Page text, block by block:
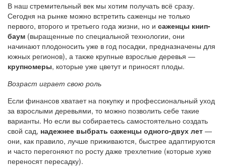
В наш стремительный век мы хотим получать всё сразу.
Сегодня на рынке можно встретить саженцы не только
первого, второго и третьего года жизни, но и саженцы книп-
баум (выращенные по специальной технологии, они
начинают плодоносить уже в год посадки, предназначены для
южных регионов), а также крупные взрослые деревья —
крупномеры, которые уже цветут и приносят плоды.
Возраст играет свою роль
Если финансов хватает на покупку и профессиональный уход
за взрослыми деревьями, то можно позволить себе такие
варианты. Но если вы собираетесь самостоятельно создать
свой сад, надежнее выбрать саженцы одного-двух лет —
они, как правило, лучше приживаются, быстрее адаптируются
и часто перегоняют по росту даже трехлетние (которые хуже
переносят пересадку).